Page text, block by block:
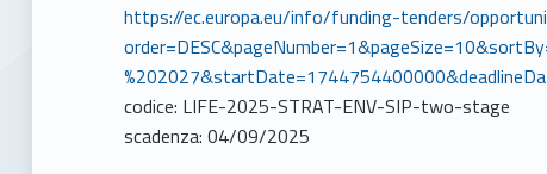
https://ec.europa.eu/info/funding-tenders/
codice: LIFE-2025-STRAT-ENV-SIP-two-stage
scadenza: 04/09/2025